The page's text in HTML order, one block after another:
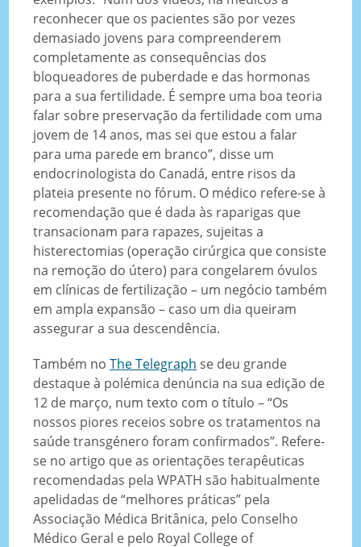
reconhecer que os pacientes são por vezes
demasiado jovens para compreenderem
completamente as consequências dos
bloqueadores de puberdade e das hormonas
para a sua fertilidade. É sempre uma boa teoria
falar sobre preservação da fertilidade com uma
jovem de 14 anos, mas sei que estou a falar
para uma parede em branco”, disse um
endocrinologista do Canadá, entre risos da
plateia presente no fórum. O médico refere-se à
recomendação que é dada às raparigas que
transacionam para rapazes, sujeitas a
histerectomias (operação cirúrgica que consiste
na remoção do útero) para congelarem óvulos
em clínicas de fertilização – um negócio também
em ampla expansão – caso um dia queiram
assegurar a sua descendência.
Também noThe Telegraph se deu grande
destaque à polémica denúncia na sua edição de
12 de março, num texto com o título – “Os
nossos piores receios sobre os tratamentos na
saúde transgénero foram confirmados”. Refere-
se no artigo que as orientações terapêuticas
recomendadas pela WPATH são habitualmente
apelidadas de “melhores práticas” pela
Associação Médica Britânica, pelo Conselho
Médico Geral e pelo Royal College of